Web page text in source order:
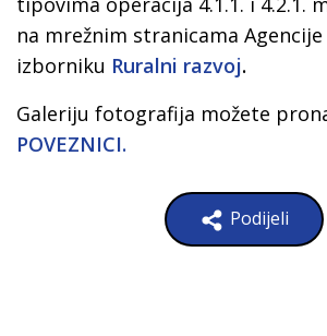
na mrežnim stranicama
izborniku Ruralni razvoj.
Galeriju fotografija možete
POVEZNICI.
Podijeli